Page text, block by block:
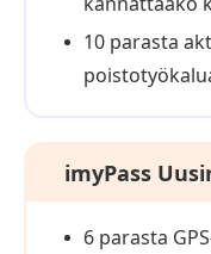
10 parasta
imyPass
6 parasta